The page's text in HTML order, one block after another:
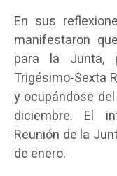
En sus
manifestaron
para la Junta,
Trigésimo-Sexta
y ocupándose
diciembre. El
Reunión de la
de enero.